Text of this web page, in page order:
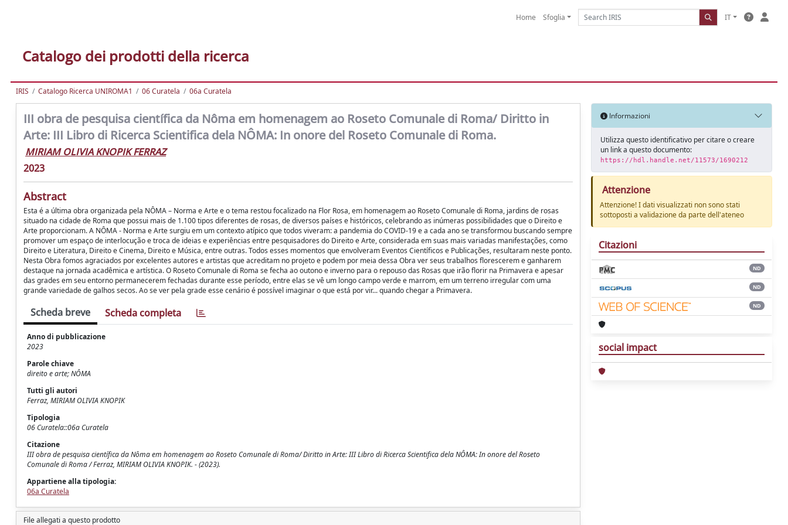
Home Sfoglia IT
Catalogo dei prodotti della ricerca
IRIS Catalogo Ricerca UNIROMA1 06 Curatela 06a Curatela
III obra de pesquisa científica da Nôma em homenagem ao Roseto Comunale di Roma/ Diritto in
Arte: III Libro di Ricerca Scientifica dela NÔMA: In onore del Roseto Comunale di Roma.
MIRIAM OLIVIA KNOPIK FERRAZ
2023
Abstract
Esta é a última obra organizada pela NÔMA – Norma e Arte e o tema restou focalizado na Flor Rosa, em homenagem ao Roseto Comunale di Roma, jardins de rosas
situado na cidade de Roma que possui mais de 1.100 tipos diferentes de rosas, de diversos países e históricos, celebrando as inúmeras possibilidades que o Direito e
Arte proporcionam. A NÔMA - Norma e Arte surgiu em um contexto atípico que todos viveram: a pandemia do COVID-19 e a cada ano se transformou buscando sempre
promover um espaço de interlocução e troca de ideias e experiências entre pesquisadores do Direito e Arte, considerada em suas mais variadas manifestações, como
Direito e Literatura, Direito e Cinema, Direito e Música, entre outras. Todos esses momentos que envolveram Eventos Científicos e Publicações, resultaram neste ponto.
Nesta Obra fomos agraciados por excelentes autores e artistas que acreditam no projeto e podem por meia dessa Obra ver seus trabalhos florescerem e ganharem
destaque na jornada acadêmica e artística. O Roseto Comunale di Roma se fecha ao outono e inverno para o repouso das Rosas que irão florir na Primavera e apesar
das grades em seu entorno permanecerem fechadas durante esse período, entre elas se vê um longo campo verde e marrom, em um terreno irregular com uma
grande variedade de galhos secos. Ao se ver pela grade esse cenário é possível imaginar o que está por vir... quando chegar a Primavera.
Scheda breve Scheda completa
Anno di pubblicazione
2023
Parole chiave
direito e arte; NÔMA
Tutti gli autori
Ferraz, MIRIAM OLIVIA KNOPIK
Tipologia
06 Curatela::06a Curatela
Citazione
III obra de pesquisa científica da Nôma em homenagem ao Roseto Comunale di Roma/ Diritto in Arte: III Libro di Ricerca Scientifica dela NÔMA: In onore del Roseto
Comunale di Roma / Ferraz, MIRIAM OLIVIA KNOPIK. - (2023).
Appartiene alla tipologia:
06a Curatela
File allegati a questo prodotto
Informazioni
Utilizza questo identificativo per citare o creare
un link a questo documento:
https://hdl.handle.net/11573/1690212
Attenzione
Attenzione! I dati visualizzati non sono stati
sottoposti a validazione da parte dell'ateneo
Citazioni
ND
ND
ND
social impact